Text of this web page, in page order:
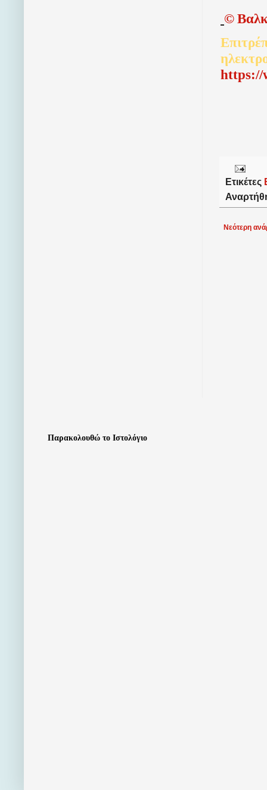
©
https://
Ετικέτες
Νεότερη
Παρακολουθώ το Ιστολόγιο